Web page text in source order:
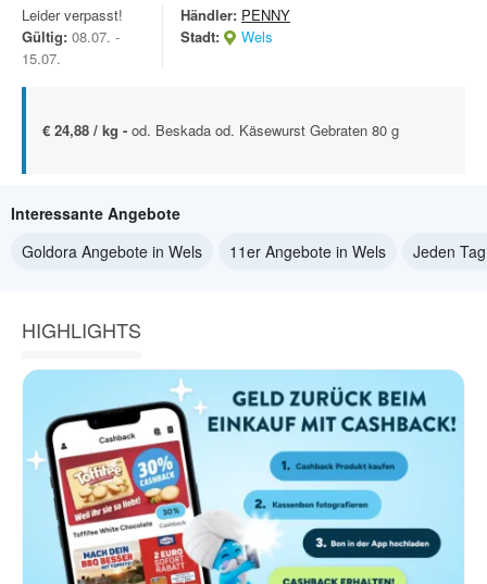
Leider verpasst!
Gültig: 08.07. -
15.07.
Händler: PENNY
Stadt:
Wels
€ 24,88 / kg - od. Beskada od. Käsewurst Gebraten 80 g
Interessante Angebote
Goldora Angebote in Wels
11er Angebote in Wels Jeden
HIGHLIGHTS